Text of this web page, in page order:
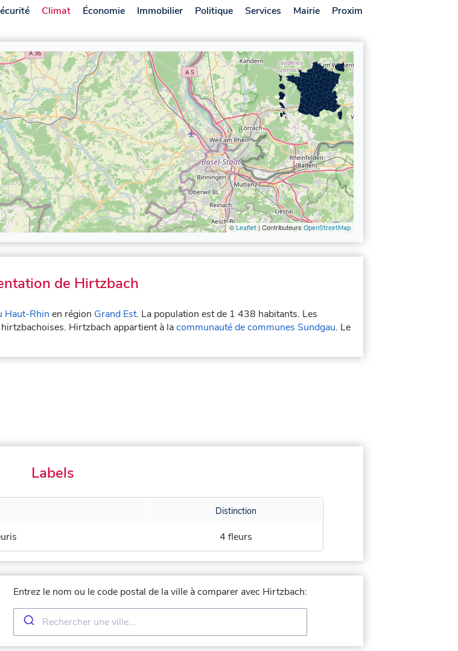
Climat Économie Immobilier Politique Services Mairie Proximité
© Leaflet | Contributeurs OpenStreetMap
de Hirtzbach
Haut-Rhin en région Grand Est. La population est de 1 438 habitants. Les
Hirtzbach appartient à lacommunauté de communes Sundgau. Le
Labels
Distinction
4 fleurs
Entrez le nom ou le code postal de la ville à comparer avec Hirtzbach: